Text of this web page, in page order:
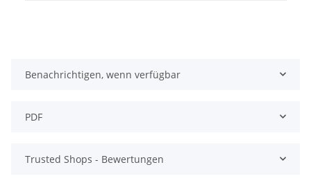
Benachrichtigen, wenn verfügbar
PDF
Trusted Shops - Bewertungen